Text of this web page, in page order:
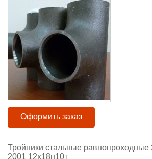
Оформить заказ
Тройники стальные
2001 12х18н10т